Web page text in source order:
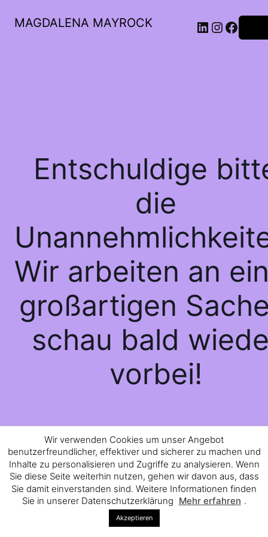
MAGDALENA MAYROCK LinkedIn
Entschuldige
die
Wir arbeiten an
großartigen
schau bald
vorbei!
Wir verwenden Cookies um unser Angebot
benutzerfreundlicher, effektiver und sicherer zu machen und
Inhalte zu personalisieren und Zugriffe zu analysieren. Wenn
Sie diese Seite weiterhin nutzen, gehen wir davon aus, dass
Sie damit einverstanden sind. Weitere Informationen finden
Sie in unserer Datenschutzerklärung Mehr erfahren .
Akzeptieren